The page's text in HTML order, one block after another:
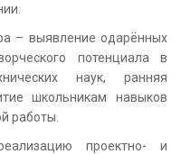
– выявление одарённых
потенциала в
наук, ранняя
школьникам навыков
работы.
проектно- и